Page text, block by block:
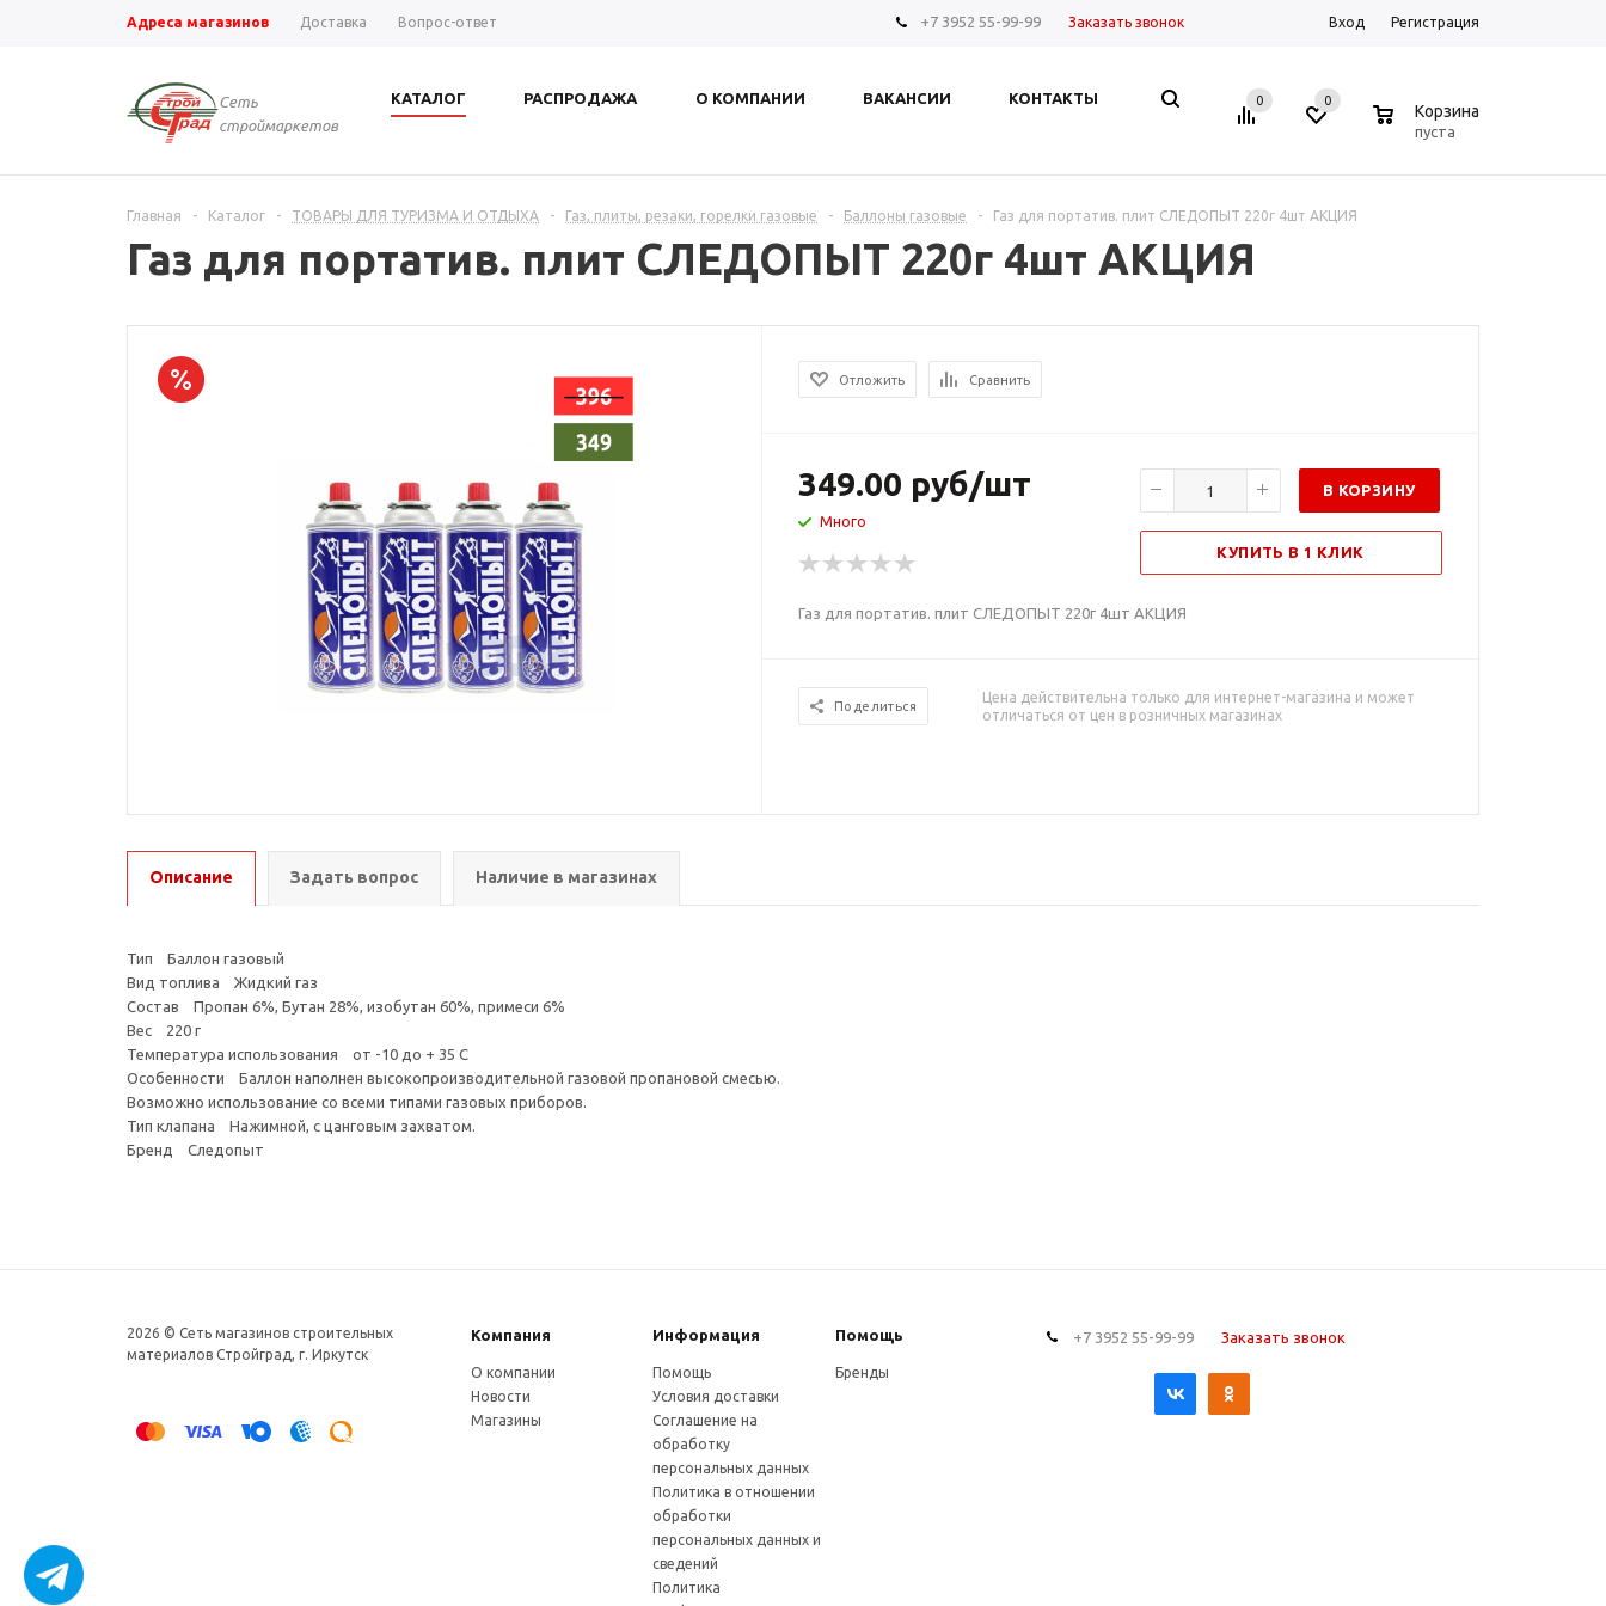
Адреса магазинов Доставка Вопрос-ответ +7 3952 55-99-99 Заказать звонок Вход Регистрация
Сеть
строймаркетов
КАТАЛОГ РАСПРОДАЖА О КОМПАНИИ ВАКАНСИИ КОНТАКТЫ 0 0
Корзина
пуста
Главная - Каталог - ТОВАРЫ ДЛЯ ТУРИЗМА И ОТДЫХА - Газ, плиты, резаки, горелки газовые - Баллоны газовые - Газ для портатив. плит СЛЕДОПЫТ 220г 4шт АКЦИЯ
Газ для портатив. плит СЛЕДОПЫТ 220г 4шт АКЦИЯ
Отложить Сравнить
349.00 руб/шт
Много
В КОРЗИНУ
КУПИТЬ В 1 КЛИК
Газ для портатив. плит СЛЕДОПЫТ 220г 4шт АКЦИЯ
Поделиться
Цена действительна только для интернет-магазина и может
отличаться от цен в розничных магазинах
Описание Задать вопрос Наличие в магазинах
Тип Баллон газовый
Вид топлива Жидкий газ
Состав Пропан 6%, Бутан 28%, изобутан 60%, примеси 6%
Вес 220 г
Температура использования от -10 до + 35 С
Особенности Баллон наполнен высокопроизводительной газовой пропановой смесью.
Возможно использование со всеми типами газовых приборов.
Тип клапана Нажимной, с цанговым захватом.
Бренд Следопыт
2026 © Сеть магазинов строительных
материалов Стройград, г. Иркутск
Компания Информация Помощь
О компании
Новости
Магазины
Помощь
Условия доставки
Соглашение на
обработку
персональных данных
Политика в отношении
обработки
персональных данных и
сведений
Политика
Бренды
+7 3952 55-99-99 Заказать звонок